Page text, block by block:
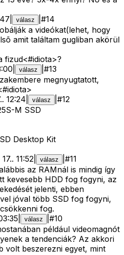
válasz #14
a videókat(lehet, hogy
amit találtam gugliban akörül
fizud<#idiota>?
válasz #13
megnyugtatott,
. 12:24 válasz #12
M SSD
Desktop Kit
. 11:52 válasz #11
az RAMnál is mindig így
kevesebb HDD fog fogyni, az
jelenti, ebben
jóval több SSD fog fogyni,
fog.
válasz #10
például videomagnót
a tendenciák? Az akkori
volt beszerezni egyet, mint